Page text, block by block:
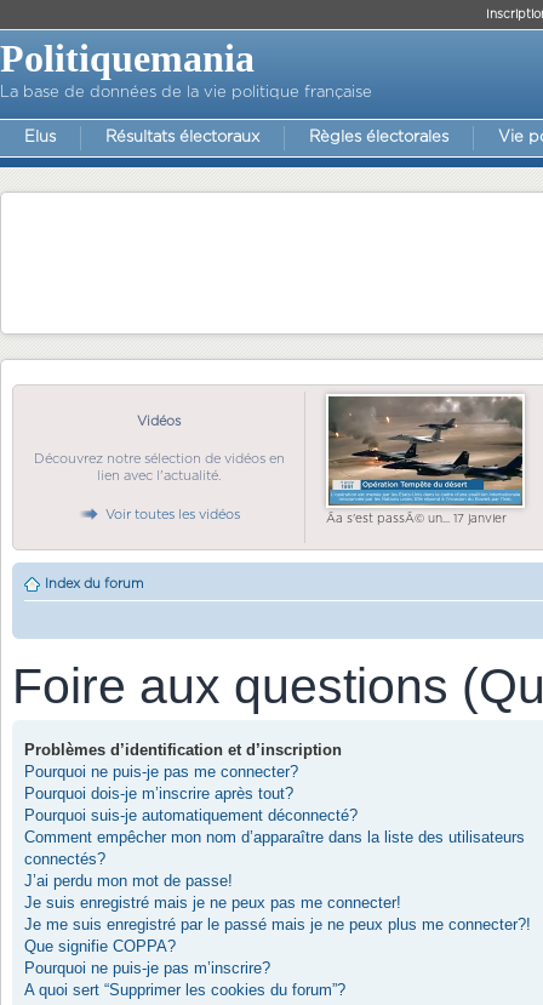
Politiquemania
La base de données de la vie politique française
Elus Résultats électoraux Règles électorales Vie
Vidéos
Découvrez notre sélection de vidéos en
lien avec l'actualité.
Voir toutes les vidéos Ãa s'est passÃ© un... 17 janvier
Index du forum
Foire aux questions
Problèmes d’identification et d’inscription
Pourquoi ne puis-je pas me connecter?
Pourquoi dois-je m’inscrire après tout?
Pourquoi suis-je automatiquement déconnecté?
Comment empêcher mon nom d’apparaître dans la liste des utilisateurs
connectés?
J’ai perdu mon mot de passe!
Je suis enregistré mais je ne peux pas me connecter!
Je me suis enregistré par le passé mais je ne peux plus me connecter?!
Que signifie COPPA?
Pourquoi ne puis-je pas m’inscrire?
A quoi sert “Supprimer les cookies du forum”?